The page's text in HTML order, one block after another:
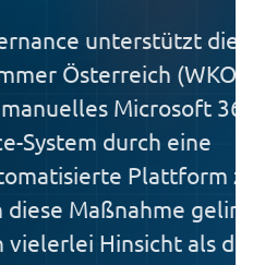
unterstützt die
Österreich (WKO),
Microsoft 365
System durch eine
Plattform zu
Maßnahme gelingt
Hinsicht als das